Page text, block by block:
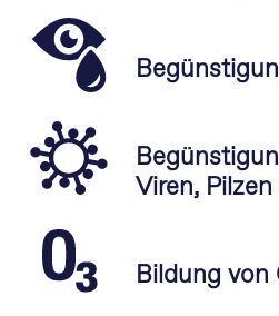
Viren,
Bildung von